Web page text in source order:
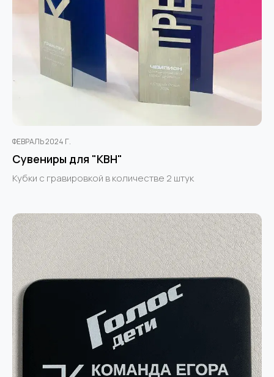
ФЕВРАЛЬ 2024 Г.
Сувениры для "КВН"
Кубки с гравировкой в количестве 2 штук